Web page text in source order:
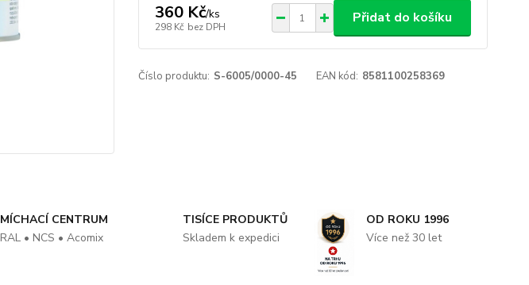
360 Kč/ks
298 Kč bez DPH
Přidat do košíku
Číslo produktu: S-6005/0000-45 EAN kód: 8581100258369
MÍCHACÍ CENTRUM
RAL • NCS • Acomix
TISÍCE PRODUKTŮ
Skladem k expedici
OD ROKU 1996
Více než 30 let